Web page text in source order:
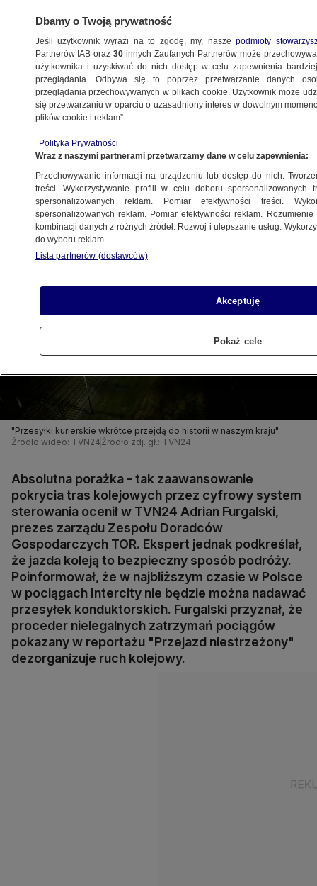
BIZNES
Z KRAJU
"Absolutna porażka"
10.12.2024, 11:36
Udostępnij
"Przesyłki kurierskie wkrótce przejdą do historii w naszym kraju"
Źródło wideo: TVN24 Źródło zdj. gł.: TVN24
Absolutna porażka - tak zaawansowanie
pokrycia tras kolejowych przez cyfrowy system
sterowania ocenił w TVN24 Adrian Furgalski,
prezes zarządu Zespołu Doradców
Gospodarczych TOR. Ekspert jednak podkreślał,
że jazda koleją to bezpieczny sposób podróży.
Poinformował, że w najbliższym czasie w Polsce
w pociągach Intercity nie będzie można nadawać
przesyłek konduktorskich. Furgalski przyznał, że
proceder nielegalnych zatrzymań pociągów
pokazany w reportażu "Przejazd niestrzeżony"
dezorganizuje ruch kolejowy.
Dbamy o Twoją prywatność
Jeśli użytkownik wyrazi na to zgodę, my, naszepodmioty
Partnerów IAB oraz30 innych Zaufanych Partnerów może
użytkownika i uzyskiwać do nich dostęp w celu zapewnienia
przeglądania. Odbywa się to poprzez przetwarzanie danych
przeglądania przechowywanych w plikach cookie. Użytkownik może
się przetwarzaniu w oparciu o uzasadniony interes w dowolnym
plików cookie i reklam”.
Polityka Prywatności
Wraz z naszymi partnerami przetwarzamy dane w celu zapewnienia:
Przechowywanie informacji na urządzeniu lub dostęp do nich.
treści. Wykorzystywanie profili w celu doboru spersonalizowanych
spersonalizowanych reklam. Pomiar efektywności treści.
spersonalizowanych reklam. Pomiar efektywności reklam.
kombinacji danych z różnych źródeł. Rozwój i ulepszanie usług.
do wyboru reklam.
Lista partnerów (dostawców)
Akceptuję
Pokaż cele